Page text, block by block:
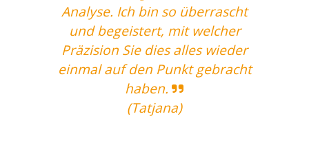
Analyse. Ich bin so überrascht
und begeistert, mit welcher
Präzision Sie dies alles wieder
einmal auf den Punkt gebracht
haben.
(Tatjana)